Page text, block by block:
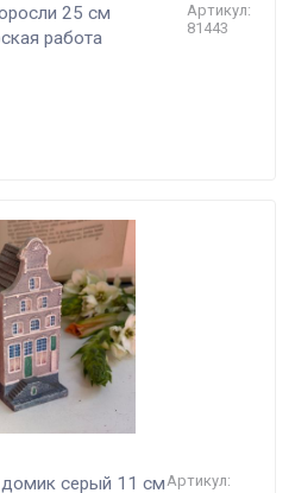
25 см
работа
Артикул:
81443
домик серый 11 смАртикул: